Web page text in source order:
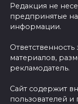
Редакция не
предпринятые
информации.
материалов,
рекламодатель.
Сайт содержит
пользователей